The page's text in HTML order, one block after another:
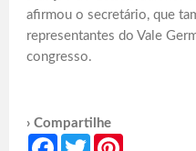
afirmou o secretário, que
representantes do Vale
congresso.
› Compartilhe
Facebook
Twitter